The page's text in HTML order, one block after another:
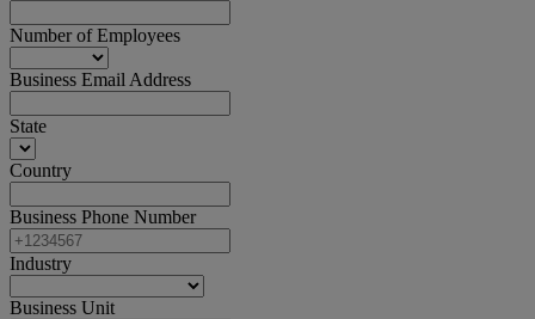
Number of Employees
Business Email Address
State
Country
Business Phone Number
Industry
Business Unit